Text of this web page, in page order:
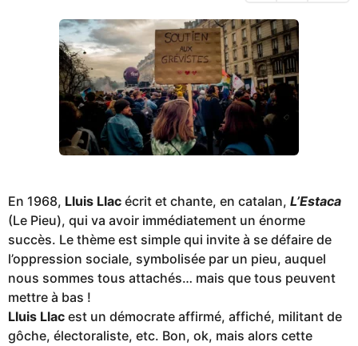
En 1968, Lluis Llac écrit et chante, en catalan, L’Estaca
(Le Pieu), qui va avoir immédiatement un énorme
succès. Le thème est simple qui invite à se défaire de
l’oppression sociale, symbolisée par un pieu, auquel
nous sommes tous attachés… mais que tous peuvent
mettre à bas !
Lluis Llac est un démocrate affirmé, affiché, militant de
gôche, électoraliste, etc. Bon, ok, mais alors cette